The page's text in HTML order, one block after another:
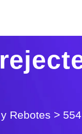
Rebotes >